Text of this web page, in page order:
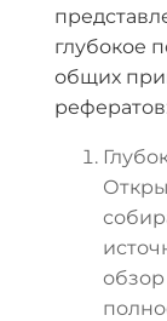
глубокое
общих
обзор